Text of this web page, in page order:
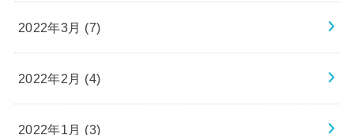
2022年3月 (7)
2022年2月 (4)
2022年1月 (3)